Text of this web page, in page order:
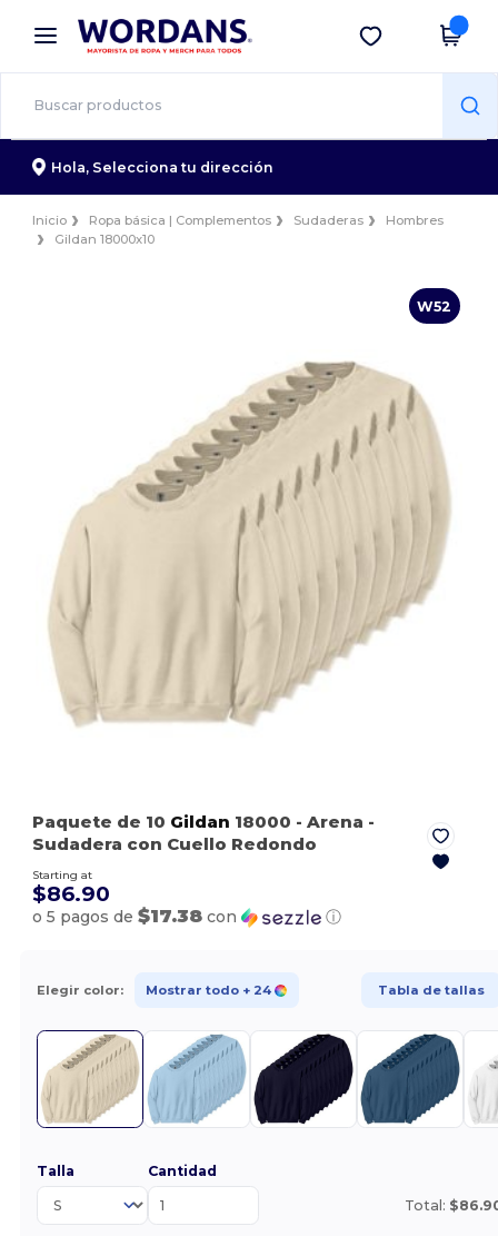
× App de Wordans
¡Mejores precios en app!
Descargar app
Hola, Selecciona tu dirección
Inicio Ropa básica | Complementos Sudaderas
Hombres
Gildan 18000x10
W52
Paquete de 10 Gildan 18000 - Arena -
Sudadera con Cuello Redondo
Starting at
$86.90
o 5 pagos de$17.38 con ⓘ
Elegir color: Mostrar todo + 24 Tabla de tallas
Talla Cantidad
Total: